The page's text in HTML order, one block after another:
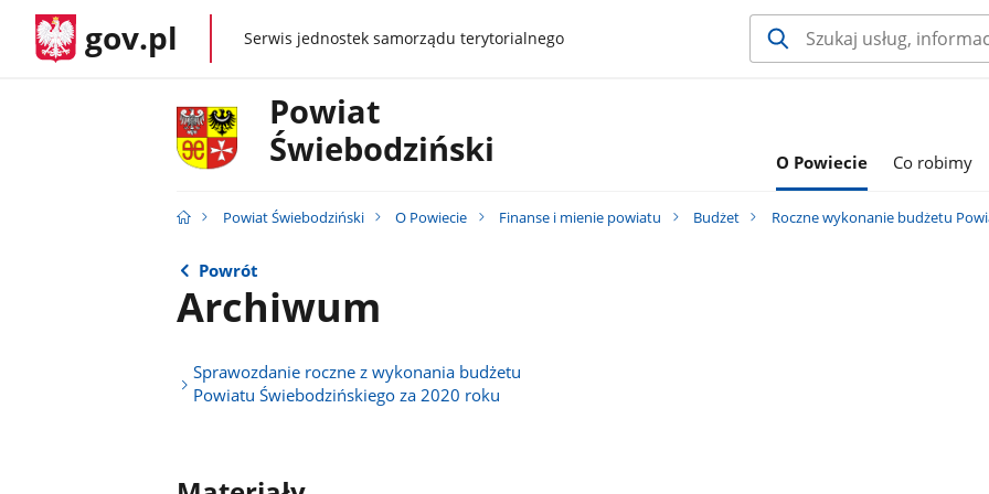
gov.pl gov.plSerwis jednostek samorządu terytorialnego
Powiat
Świebodziński
O Powiecie Co robimy
Powiat Świebodziński O Powiecie Finanse i mienie powiatu Budżet Roczne wykonanie budżetu
Powrót
Archiwum
Sprawozdanie roczne z wykonania budżetu
Powiatu Świebodzińskiego za 2020 roku